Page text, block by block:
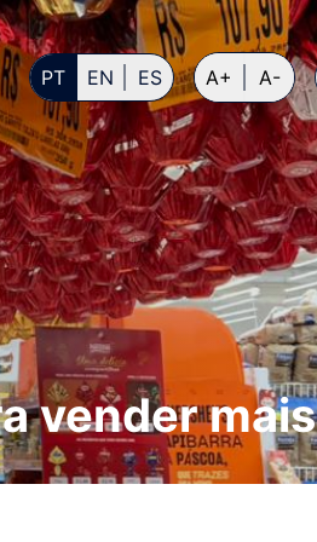
PT EN ES A+ A-
vender mais